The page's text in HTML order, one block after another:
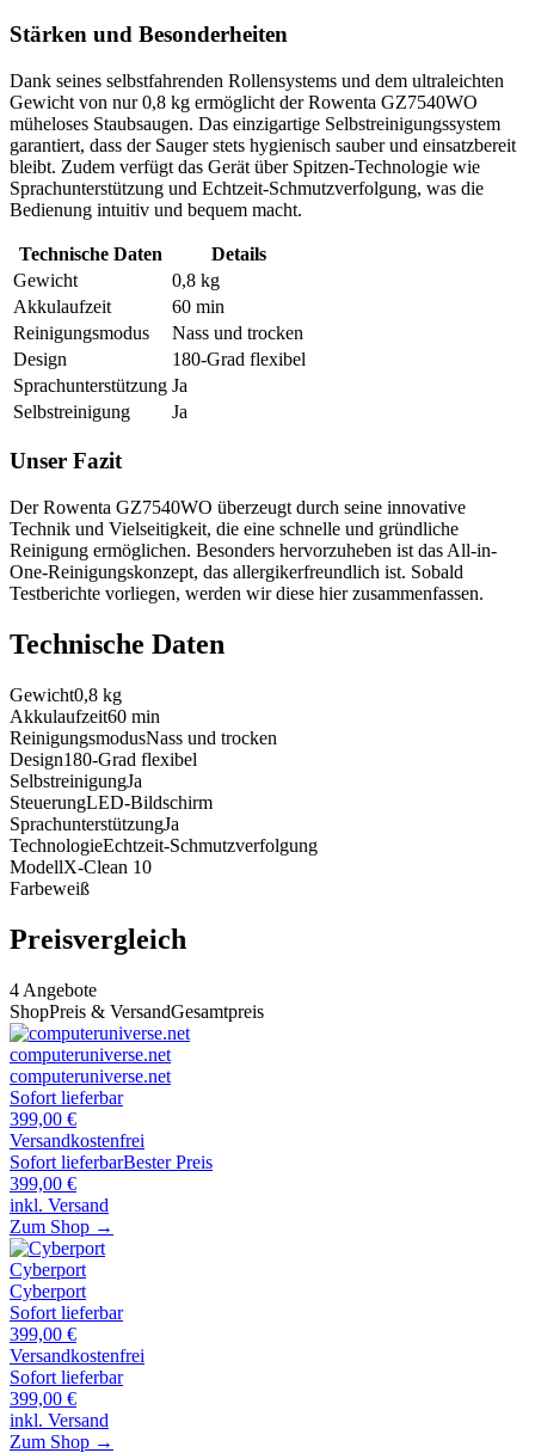
Stärken und Besonderheiten
Dank seines selbstfahrenden Rollensystems und dem ultraleichten
Gewicht von nur 0,8 kg ermöglicht der Rowenta GZ7540WO
müheloses Staubsaugen. Das einzigartige Selbstreinigungssystem
garantiert, dass der Sauger stets hygienisch sauber und einsatzbereit
bleibt. Zudem verfügt das Gerät über Spitzen-Technologie wie
Sprachunterstützung und Echtzeit-Schmutzverfolgung, was die
Bedienung intuitiv und bequem macht.
Technische Daten
Details
Gewicht
0,8 kg
Akkulaufzeit
60 min
Reinigungsmodus
Nass und trocken
Design
180-Grad flexibel
Sprachunterstützung Ja
Selbstreinigung
Ja
Unser Fazit
Der Rowenta GZ7540WO überzeugt durch seine innovative
Technik und Vielseitigkeit, die eine schnelle und gründliche
Reinigung ermöglichen. Besonders hervorzuheben ist das All-in-
One-Reinigungskonzept, das allergikerfreundlich ist. Sobald
Testberichte vorliegen, werden wir diese hier zusammenfassen.
Technische Daten
Gewicht0,8 kg
Akkulaufzeit60 min
ReinigungsmodusNass und trocken
Design180-Grad flexibel
SelbstreinigungJa
SteuerungLED-Bildschirm
SprachunterstützungJa
TechnologieEchtzeit-Schmutzverfolgung
ModellX-Clean 10
Farbeweiß
Preisvergleich
4 Angebote
ShopPreis & VersandGesamtpreis
computeruniverse.net
computeruniverse.net
Sofort lieferbar
399,00 €
Versandkostenfrei
Sofort lieferbarBester Preis
399,00 €
inkl. Versand
Zum Shop →
Cyberport
Cyberport
Sofort lieferbar
399,00 €
Versandkostenfrei
Sofort lieferbar
399,00 €
inkl. Versand
Zum Shop →